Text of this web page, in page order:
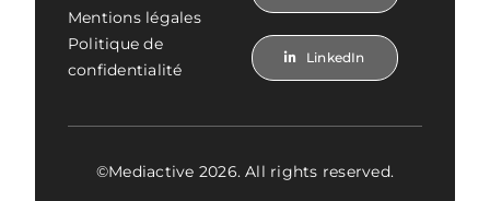
Mentions légales
Politique de
confidentialité
LinkedIn
©Mediactive 2026. All rights reserved.